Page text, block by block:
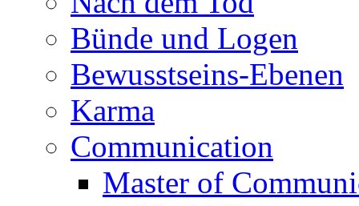
Bünde und Logen
Bewusstseins-Ebenen
Karma
Communication
Master of